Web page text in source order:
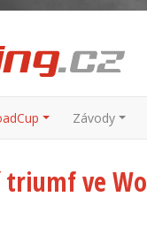
Závody
ve